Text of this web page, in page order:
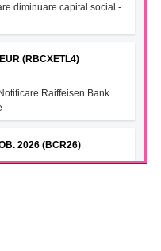
diminuare capital social -
(RBCXETL4)
Raiffeisen Bank
2026 (BCR26)